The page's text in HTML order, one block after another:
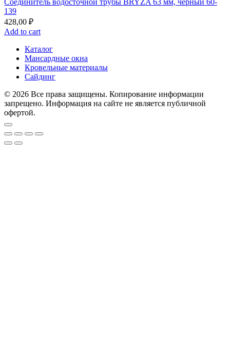
Соединитель водосточной трубы BRYZA 63 мм, черный 60-
139
428,00 ₽
Add to cart
Каталог
Мансардные окна
Кровельные материалы
Сайдинг
© 2026 Все права защищены. Копирование информации
запрещено. Информация на сайте не является публичной
офертой.